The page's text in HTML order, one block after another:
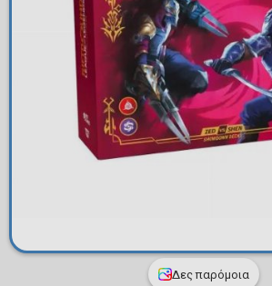
Δες παρόμοια